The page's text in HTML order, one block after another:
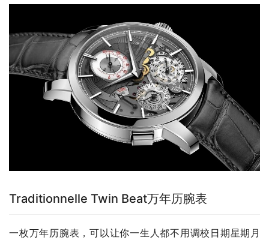
Traditionnelle Twin Beat万年历腕表
一枚万年历腕表，可以让你一生人都不用调校日期星期月